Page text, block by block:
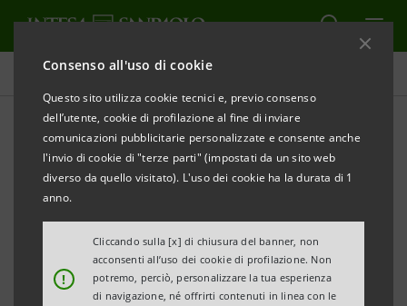
Consenso all'uso di cookie
Questo sito utilizza cookie tecnici e, previo consenso
dell’utente, cookie di profilazione al fine di inviare
comunicazioni pubblicitarie personalizzate e consente anche
l'invio di cookie di "terze parti" (impostati da un sito web
diverso da quello visitato). L'uso dei cookie ha la durata di 1
anno.
!
Cliccando sulla [x] di chiusura del banner, non
acconsenti all’uso dei cookie di profilazione. Non
potremo, perciò, personalizzare la tua esperienza
di navigazione, né offrirti contenuti in linea con le
Comunicati stampa
STAMPA AGGIORNA
COMUNICATO STAMPA
INTESA SANPAOLO PARTNER ISTITUZIONALE DEL
PER “L’ADORAZIONE DEI MAGI” DEL PERUGINO
Milano, 30 novembre 2018- Il Gruppo Intesa Sanpaolo
partecipa anche quest’anno all’eccezionale